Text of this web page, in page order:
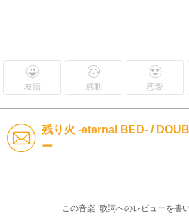
友情 感動 恋愛
残り火 -eternal BED- /
ー
この音楽･歌詞へのレビューを書